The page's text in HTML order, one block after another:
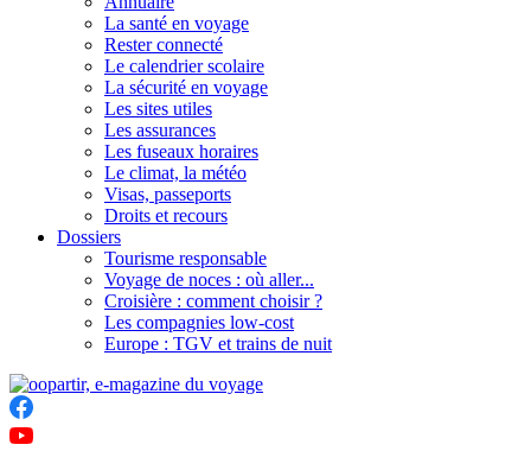
La santé en voyage
Rester connecté
Le calendrier scolaire
La sécurité en voyage
Les sites utiles
Les assurances
Les fuseaux horaires
Le climat, la météo
Visas, passeports
Droits et recours
Dossiers
Tourisme responsable
Voyage de noces : où aller...
Croisière : comment choisir ?
Les compagnies low-cost
Europe : TGV et trains de nuit